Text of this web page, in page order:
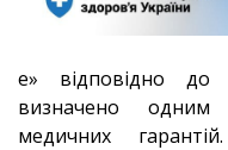
е» відповідно до
визначено одним
медичних